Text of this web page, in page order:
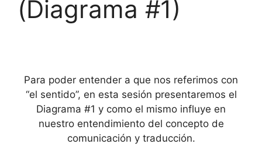
(Diagrama #1)
Para poder entender a que nos referimos con
“el sentido”, en esta sesión presentaremos el
Diagrama #1 y como el mismo influye en
nuestro entendimiento del concepto de
comunicación y traducción.